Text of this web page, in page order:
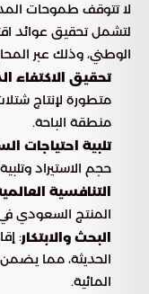
لا تتوقف طموحات
لتشمل تحقيق عوائد
الوطني، وذلك عبر
تحقيق الاكتفاء
متطورة لإنتاج
منطقة الباحة.
تلبية احتياجات
حجم الاستيراد
التنافسية
المنتج السعودي في
البحث والابتكار:
الحديثة، مما يضمن
المائية.